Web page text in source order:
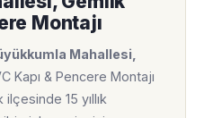
Montajı
Mahallesi,
Kapı & Pencere Montajı
15 yıllık